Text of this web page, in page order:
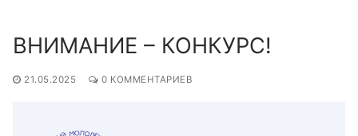
ВНИМАНИЕ – КОНКУРС!
21.05.2025 0 КОММЕНТАРИЕВ